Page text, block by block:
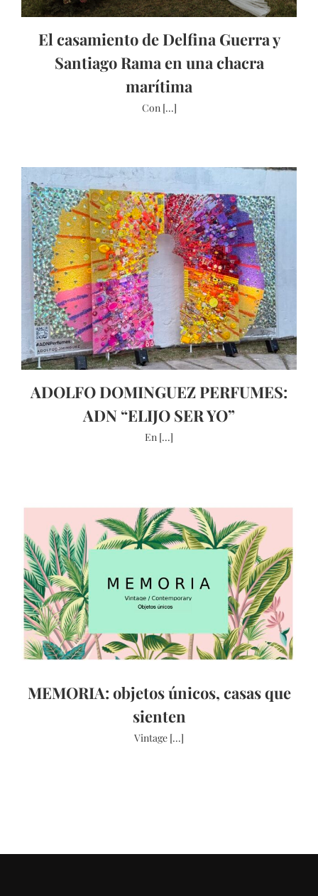
El casamiento de Delfina Guerra y
Santiago Rama en una chacra
marítima
Con [...]
ADOLFO DOMINGUEZ PERFUMES:
ADN “ELIJO SER YO”
En [...]
MEMORIA: objetos únicos, casas que
sienten
Vintage [...]